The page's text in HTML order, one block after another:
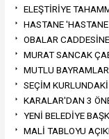
ELEŞTİRİYE
HASTANE
OBALAR
MURAT SANCAK
MUTLU
SEÇİM
KARALAR'DAN 3
YENİ BELEDİYE
MALİ TABLOYU